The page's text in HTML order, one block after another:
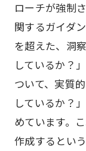
ローチが強制
関するガイダ
を超えた、洞
しているか？
ついて、実質
しているか？
めています。
作成するとい